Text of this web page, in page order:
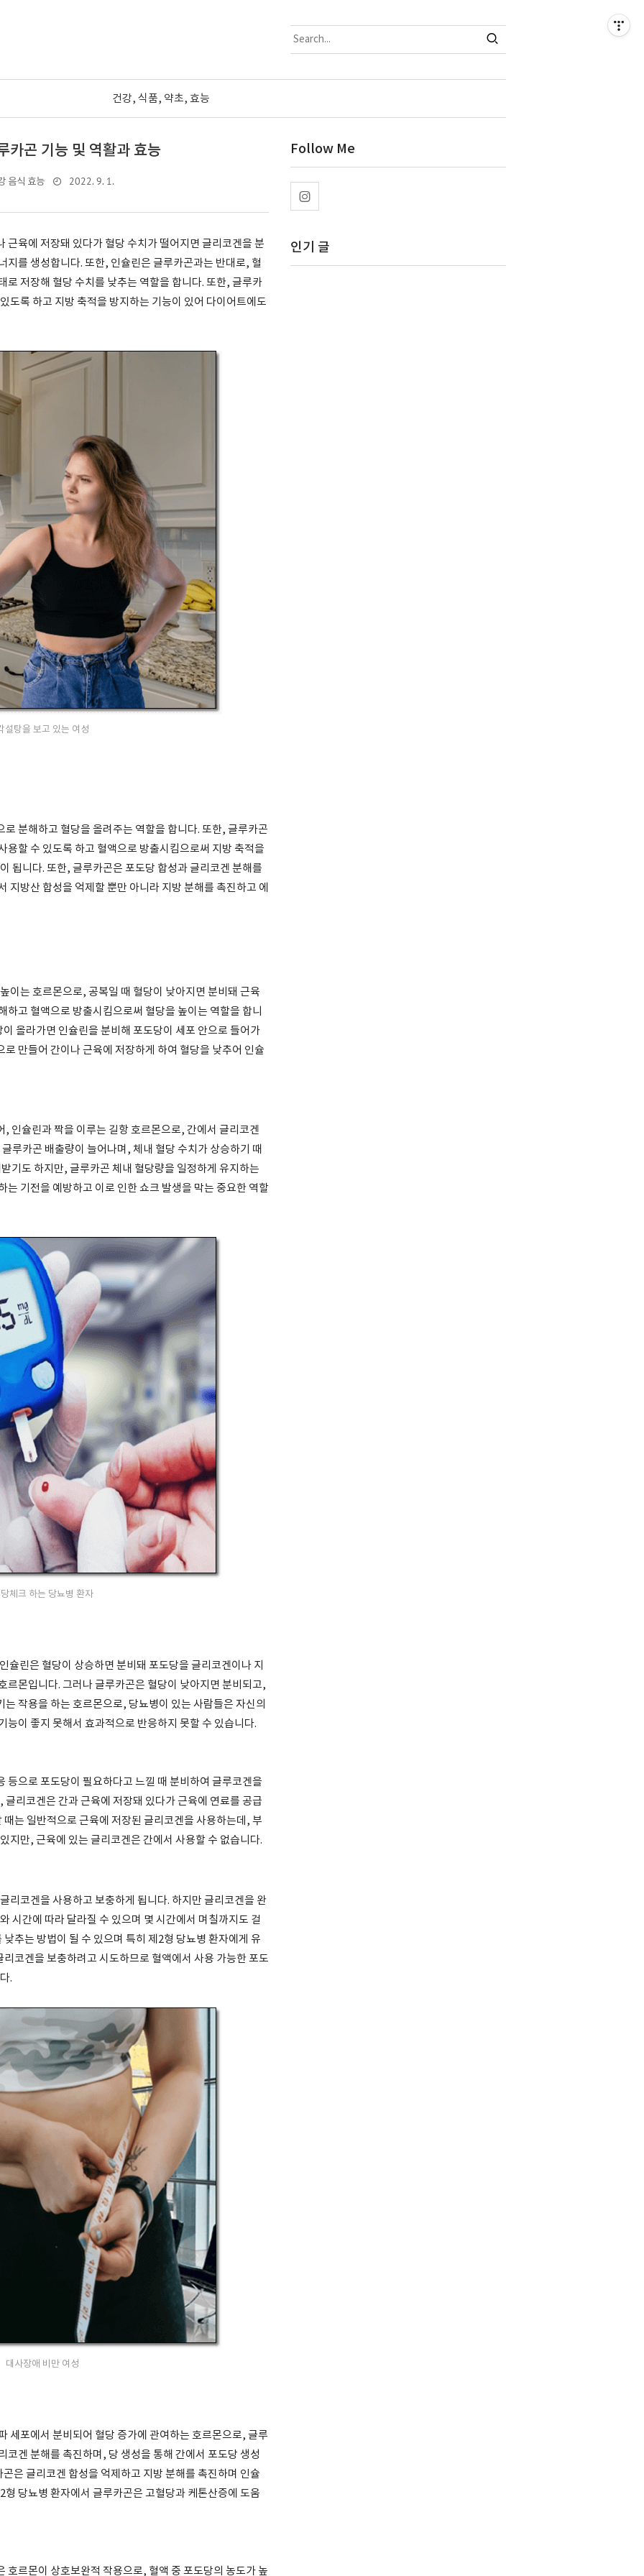
건강, 식품, 약초, 효능
카곤 기능 및 역활과 효능
음식 효능 2022. 9. 1.
근육에 저장돼 있다가 혈당 수치가 떨어지면 글리코겐을 분
지를 생성합니다. 또한, 인슐린은 글루카곤과는 반대로, 혈
로 저장해 혈당 수치를 낮추는 역할을 합니다. 또한, 글루카
도록 하고 지방 축적을 방지하는 기능이 있어 다이어트에도
설탕을 보고 있는 여성
분해하고 혈당을 올려주는 역할을 합니다. 또한, 글루카곤
용할 수 있도록 하고 혈액으로 방출시킴으로써 지방 축적을
됩니다. 또한, 글루카곤은 포도당 합성과 글리코겐 분해를
지방산 합성을 억제할 뿐만 아니라 지방 분해를 촉진하고 에
이는 호르몬으로, 공복일 때 혈당이 낮아지면 분비돼 근육
하고 혈액으로 방출시킴으로써 혈당을 높이는 역할을 합니
올라가면 인슐린을 분비해 포도당이 세포 안으로 들어가
만들어 간이나 근육에 저장하게 하여 혈당을 낮추어 인슐
인슐린과 짝을 이루는 길항 호르몬으로, 간에서 글리코겐
루카곤 배출량이 늘어나며, 체내 혈당 수치가 상승하기 때
기도 하지만, 글루카곤 체내 혈당량을 일정하게 유지하는
는 기전을 예방하고 이로 인한 쇼크 발생을 막는 중요한 역할
체크 하는 당뇨병 환자
슐린은 혈당이 상승하면 분비돼 포도당을 글리코겐이나 지
르몬입니다. 그러나 글루카곤은 혈당이 낮아지면 분비되고,
작용을 하는 호르몬으로, 당뇨병이 있는 사람들은 자신의
능이 좋지 못해서 효과적으로 반응하지 못할 수 있습니다.
등으로 포도당이 필요하다고 느낄 때 분비하여 글루코겐을
리코겐은 간과 근육에 저장돼 있다가 근육에 연료를 공급
는 일반적으로 근육에 저장된 글리코겐을 사용하는데, 부
지만, 근육에 있는 글리코겐은 간에서 사용할 수 없습니다.
리코겐을 사용하고 보충하게 됩니다. 하지만 글리코겐을 완
시간에 따라 달라질 수 있으며 몇 시간에서 며칠까지도 걸
추는 방법이 될 수 있으며 특히 제2형 당뇨병 환자에게 유
코겐을 보충하려고 시도하므로 혈액에서 사용 가능한 포도
.
대사장애 비만 여성
세포에서 분비되어 혈당 증가에 관여하는 호르몬으로, 글루
코겐 분해를 촉진하며, 당 생성을 통해 간에서 포도당 생성
은 글리코겐 합성을 억제하고 지방 분해를 촉진하며 인슐
당뇨병 환자에서 글루카곤은 고혈당과 케톤산증에 도움
호르몬이 상호보완적 작용으로, 혈액 중 포도당의 농도가 높
Follow Me
인기 글